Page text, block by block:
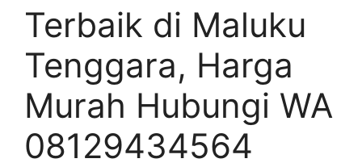
Terbaik di Maluku
Tenggara, Harga
Murah Hubungi WA
08129434564